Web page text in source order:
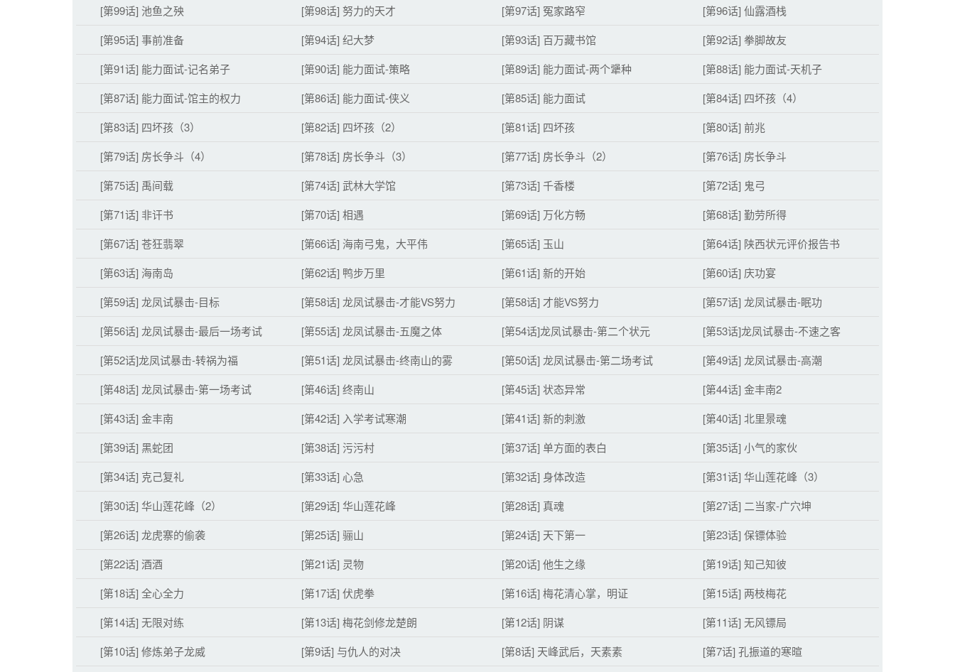
[第99话] 池鱼之殃
[第98话] 努力的天才 [第97话] 冤家路窄
[第96话] 仙露酒栈
[第95话] 事前准备
[第94话] 纪大梦 [第93话] 百万藏书馆
[第92话] 拳脚故友
[第91话] 能力面试-记名弟子
[第90话] 能力面试-策略 [第89话] 能力面试-两个犟种
[第88话] 能力面试-天机子
[第87话] 能力面试-馆主的权力
[第86话] 能力面试-侠义 [第85话] 能力面试
[第84话] 四坏孩（4）
[第83话] 四坏孩（3）
[第82话] 四坏孩（2） [第81话] 四坏孩
[第80话] 前兆
[第79话] 房长争斗（4）
[第78话] 房长争斗（3） [第77话] 房长争斗（2）
[第76话] 房长争斗
[第75话] 禹间载
[第74话] 武林大学馆 [第73话] 千香楼
[第72话] 鬼弓
[第71话] 非讦书
[第70话] 相遇 [第69话] 万化方畅
[第68话] 勤劳所得
[第67话] 苍狂翡翠
[第66话] 海南弓鬼，大平伟 [第65话] 玉山
[第64话] 陕西状元评价报告书
[第63话] 海南岛
[第62话] 鸭步万里 [第61话] 新的开始
[第60话] 庆功宴
[第59话] 龙凤试暴击-目标
[第58话] 龙凤试暴击-才能VS努力 [第58话] 才能VS努力
[第57话] 龙凤试暴击-眠功
[第56话] 龙凤试暴击-最后一场考试
[第55话] 龙凤试暴击-五魔之体 [第54话]龙凤试暴击-第二个状元
[第53话]龙凤试暴击-不速之客
[第52话]龙凤试暴击-转祸为福
[第51话] 龙凤试暴击-终南山的雾 [第50话] 龙凤试暴击-第二场考试
[第49话] 龙凤试暴击-高潮
[第48话] 龙凤试暴击-第一场考试
[第46话] 终南山 [第45话] 状态异常
[第44话] 金丰南2
[第43话] 金丰南
[第42话] 入学考试寒潮 [第41话] 新的刺激
[第40话] 北里景魂
[第39话] 黑蛇团
[第38话] 污污村 [第37话] 单方面的表白
[第35话] 小气的家伙
[第34话] 克己复礼
[第33话] 心急 [第32话] 身体改造
[第31话] 华山莲花峰（3）
[第30话] 华山莲花峰（2）
[第29话] 华山莲花峰 [第28话] 真魂
[第27话] 二当家-广穴坤
[第26话] 龙虎寨的偷袭
[第25话] 骊山 [第24话] 天下第一
[第23话] 保镖体验
[第22话] 酒酒
[第21话] 灵物 [第20话] 他生之缘
[第19话] 知己知彼
[第18话] 全心全力
[第17话] 伏虎拳 [第16话] 梅花清心掌，明证
[第15话] 两枝梅花
[第14话] 无限对练
[第13话] 梅花剑修龙楚朗 [第12话] 阴谋
[第11话] 无风镖局
[第10话] 修炼弟子龙威
[第9话] 与仇人的对决 [第8话] 天峰武后，天素素
[第7话] 孔振道的寒暄